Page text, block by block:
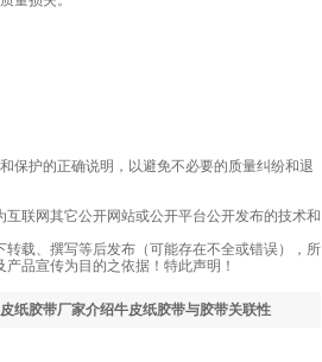
保护的正确说明，以避免不必要的质量纠纷和退
联网其它公开网站或公开平台公开发布的技术和
载、撰写等后发布（可能存在不全或错误），所
品宣传为目的之依据！特此声明！
纸胶带厂家介绍牛皮纸胶带与胶带关联性